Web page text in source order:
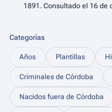
1891. Consultado el 16 de
Categorías
Años Plantillas
Criminales de Córdoba
Nacidos fuera de Córdoba